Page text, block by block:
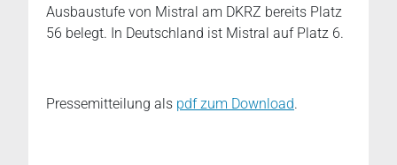
Ausbaustufe von Mistral am DKRZ bereits Platz
56 belegt. In Deutschland ist Mistral auf Platz 6.
Pressemitteilung als pdf zum Download.